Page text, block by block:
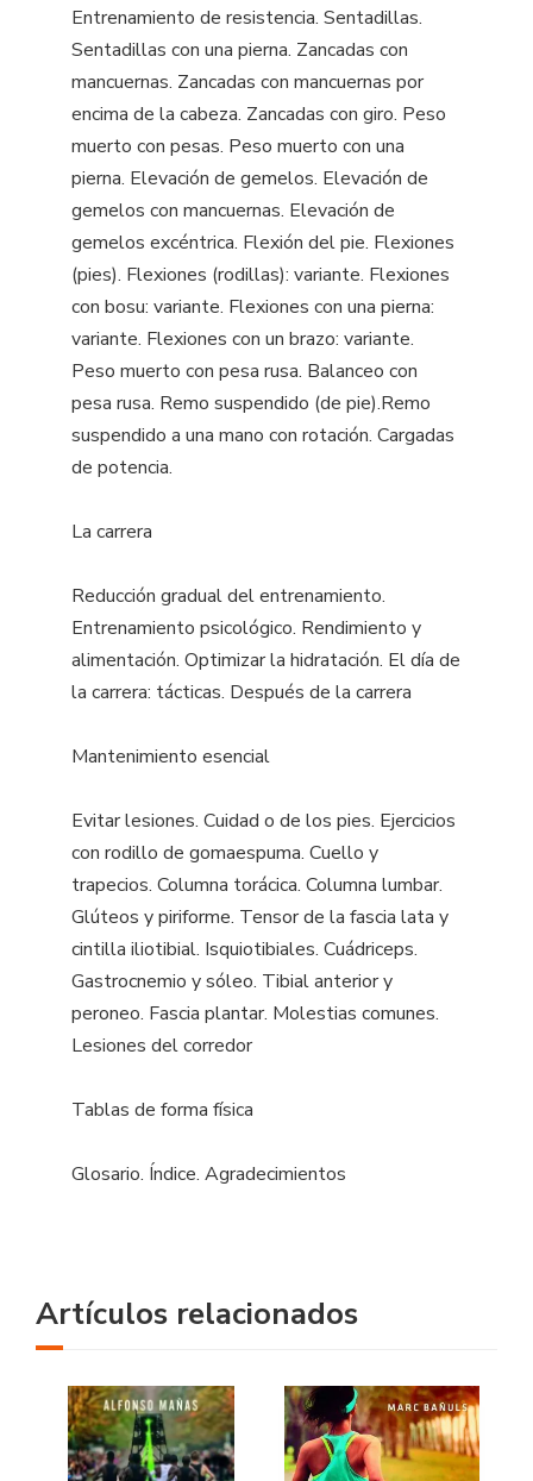
Entrenamiento de resistencia. Sentadillas.
Sentadillas con una pierna. Zancadas con
mancuernas. Zancadas con mancuernas por
encima de la cabeza. Zancadas con giro. Peso
muerto con pesas. Peso muerto con una
pierna. Elevación de gemelos. Elevación de
gemelos con mancuernas. Elevación de
gemelos excéntrica. Flexión del pie. Flexiones
(pies). Flexiones (rodillas): variante. Flexiones
con bosu: variante. Flexiones con una pierna:
variante. Flexiones con un brazo: variante.
Peso muerto con pesa rusa. Balanceo con
pesa rusa. Remo suspendido (de pie).Remo
suspendido a una mano con rotación. Cargadas
de potencia.
La carrera
Reducción gradual del entrenamiento.
Entrenamiento psicológico. Rendimiento y
alimentación. Optimizar la hidratación. El día de
la carrera: tácticas. Después de la carrera
Mantenimiento esencial
Evitar lesiones. Cuidad o de los pies. Ejercicios
con rodillo de gomaespuma. Cuello y
trapecios. Columna torácica. Columna lumbar.
Glúteos y piriforme. Tensor de la fascia lata y
cintilla iliotibial. Isquiotibiales. Cuádriceps.
Gastrocnemio y sóleo. Tibial anterior y
peroneo. Fascia plantar. Molestias comunes.
Lesiones del corredor
Tablas de forma física
Glosario. Índice. Agradecimientos
Artículos relacionados